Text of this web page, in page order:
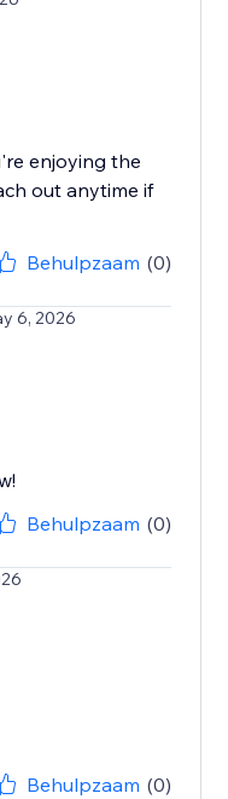
enjoying the
out anytime if
Behulpzaam (0)
6, 2026
Behulpzaam (0)
Behulpzaam (0)